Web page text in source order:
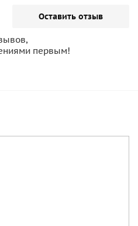
Оставить отзыв
первым!